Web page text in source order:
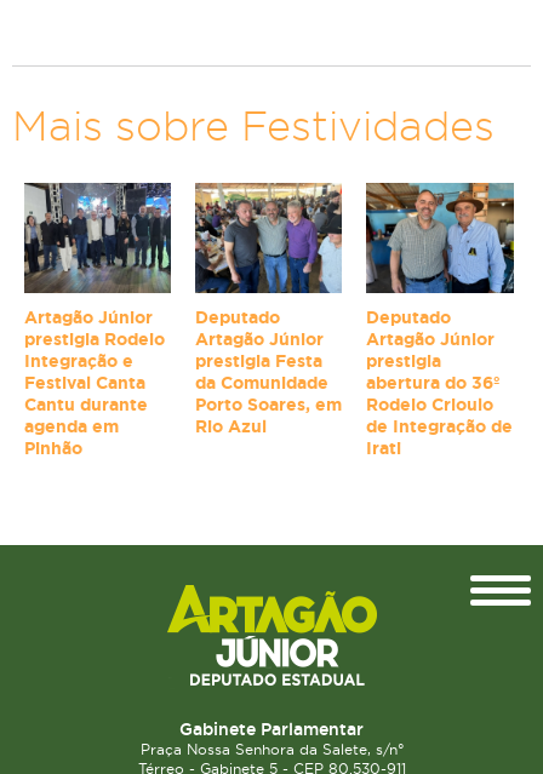
Mais sobre Festividades
Artagão Júnior
prestigia Rodeio
Integração e
Festival Canta
Cantu durante
agenda em
Pinhão
Deputado
Artagão Júnior
prestigia Festa
da Comunidade
Porto Soares, em
Rio Azul
Deputado
Artagão Júnior
prestigia
abertura do 36º
Rodeio Crioulo
de Integração de
Irati
Gabinete Parlamentar
Praça Nossa Senhora da Salete, s/n°
Térreo - Gabinete 5 - CEP 80.530-911